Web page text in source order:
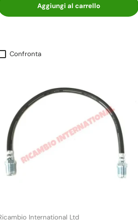
Aggiungi al carrello
Confronta
International Ltd